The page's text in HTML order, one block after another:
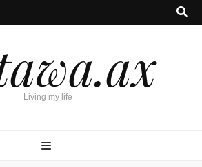
Living my life